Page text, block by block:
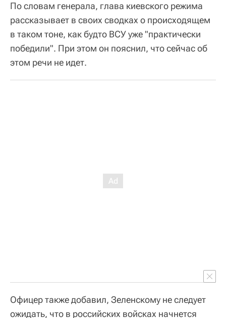
По словам генерала, глава киевского режима
рассказывает в своих сводках о происходящем
в таком тоне, как будто ВСУ уже "практически
победили". При этом он пояснил, что сейчас об
этом речи не идет.
Офицер также добавил, Зеленскому не следует
ожидать, что в российских войсках начнется